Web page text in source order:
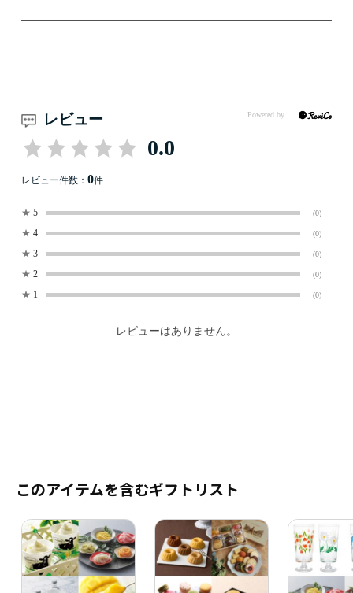
レビュー
0.0
レビュー件数： 0件
★ 5 (0)
★ 4 (0)
★ 3 (0)
★ 2 (0)
★ 1 (0)
レビューはありません。
このアイテムを含むギフトリスト